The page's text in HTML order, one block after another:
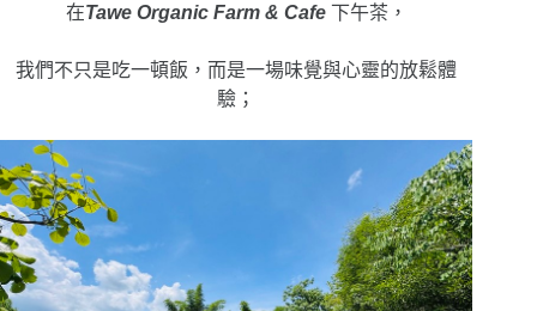
在Tawe Organic Farm & Cafe 下午茶，
我們不只是吃一頓飯， 而是一場味覺與心靈的放鬆體
驗；